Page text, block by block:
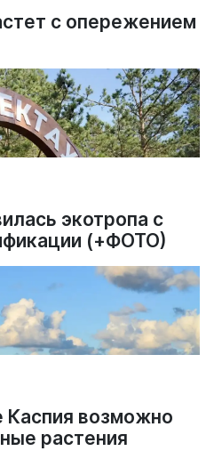
с опережением
экотропа с
(+ФОТО)
Каспия возможно
растения